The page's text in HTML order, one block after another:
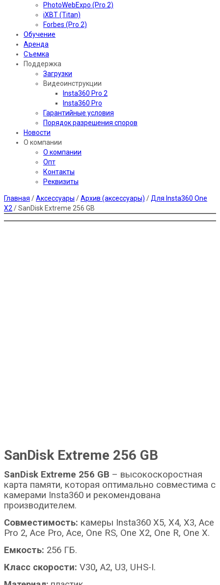
PhotoWebExpo (Pro 2)
iXBT (Titan)
Forbes (Pro 2)
Обучение
Аренда
Съемка
Поддержка
Загрузки
Видеоинструкции
Insta360 Pro 2
Insta360 Pro
Гарантийные условия
Порядок разрешения споров
Новости
О компании
О компании
Опт
Контакты
Реквизиты
Главная /Аксессуары /Архив (аксессуары) / Для Insta360 One
X2 / SanDisk Extreme 256 GB
SanDisk Extreme 256 GB
SanDisk Extreme 256 GB – высокоскоростная
карта памяти, которая оптимально совместима с
камерами Insta360 и рекомендована
производителем.
Совместимость: камеры Insta360 X5, X4, X3, Ace
Pro 2, Ace Pro, Ace, One RS, One X2, One R, One X.
Емкость: 256 ГБ.
Класс скорости: V30, A2, U3, UHS-I.